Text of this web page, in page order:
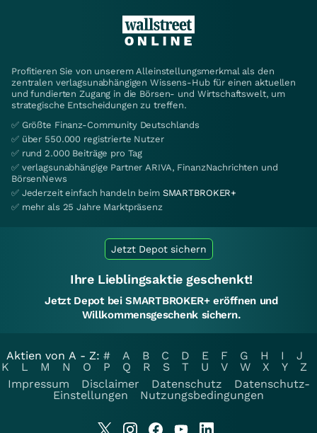
Profitieren Sie von unserem Alleinstellungsmerkmal als den
zentralen verlagsunabhängigen Wissens-Hub für einen aktuellen
und fundierten Zugang in die Börsen- und Wirtschaftswelt, um
strategische Entscheidungen zu treffen.
✅ Größte Finanz-Community Deutschlands
✅ über 550.000 registrierte Nutzer
✅ rund 2.000 Beiträge pro Tag
✅ verlagsunabhängige Partner ARIVA, FinanzNachrichten und
BörsenNews
✅ Jederzeit einfach handeln beim SMARTBROKER+
✅ mehr als 25 Jahre Marktpräsenz
Jetzt Depot sichern
Ihre Lieblingsaktie geschenkt!
Jetzt Depot bei SMARTBROKER+ eröffnen und
Willkommensgeschenk sichern.
Aktien von A - Z: # A B C D E F G H I
J
K
L M N O P Q R S T U V W X Y
Z
Impressum
Disclaimer Datenschutz
Datenschutz-
Einstellungen
Nutzungsbedingungen